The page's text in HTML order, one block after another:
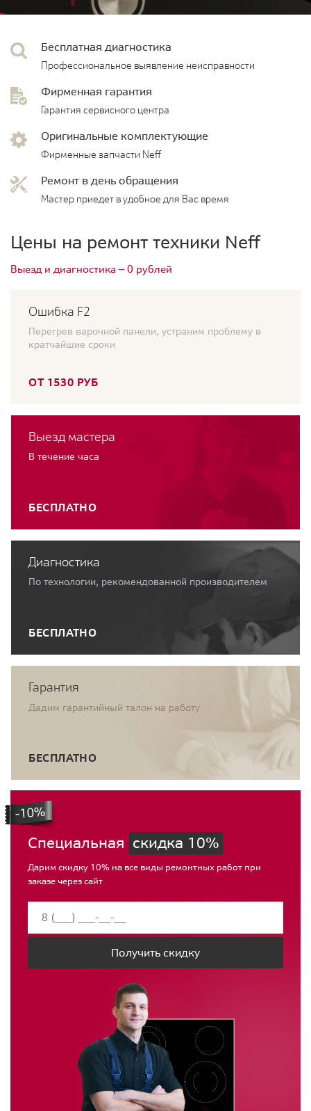
Бесплатная диагностика
Профессиональное выявление неисправности
Фирменная гарантия
Гарантия сервисного центра
Оригинальные комплектующие
Фирменные запчасти Neff
Ремонт в день обращения
Мастер приедет в удобное для Вас время
Цены на ремонт техники Neff
Выезд и диагностика — 0 рублей
Ошибка F2
Перегрев варочной панели, устраним проблему в
кратчайшие сроки
ОТ 1530 РУБ
Выезд мастера
В течение часа
БЕСПЛАТНО
Диагностика
По технологии, рекомендованной производителем
БЕСПЛАТНО
Гарантия
Дадим гарантийный талон на работу
БЕСПЛАТНО
Специальная скидка 10%
Дарим скидку 10% на все виды ремонтных работ при
заказе через сайт
Получить скидку